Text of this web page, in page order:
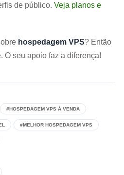
de público. Veja planos e
hospedagem VPS? Então
O seu apoio faz a diferença!
#HOSPEDAGEM VPS À VENDA
#MELHOR HOSPEDAGEM VPS